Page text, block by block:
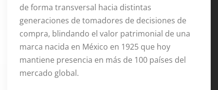
de forma transversal hacia distintas
generaciones de tomadores de decisiones de
compra, blindando el valor patrimonial de una
marca nacida en México en 1925 que hoy
mantiene presencia en más de 100 países del
mercado global.